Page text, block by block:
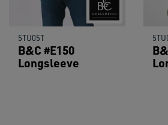
5TU05T
B&C #E150
Longsleeve